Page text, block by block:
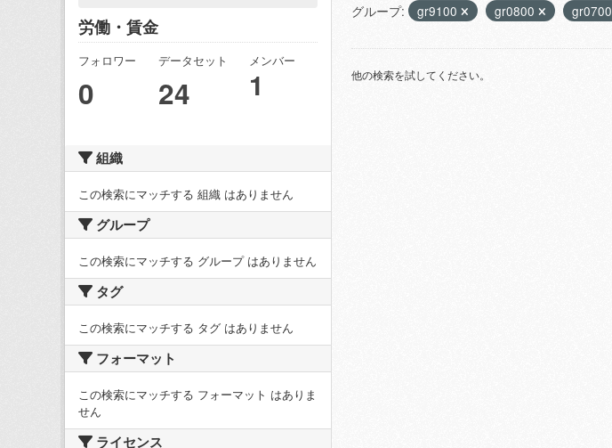
労働・賃金
フォロワー
0
データセット
24
メンバー
1
組織
この検索にマッチする 組織 はありません
グループ
この検索にマッチする グループ はありません
タグ
この検索にマッチする タグ はありません
フォーマット
この検索にマッチする フォーマット はありま
せん
ライセンス
グループ: gr9100 gr0800 gr0700
他の検索を試してください。